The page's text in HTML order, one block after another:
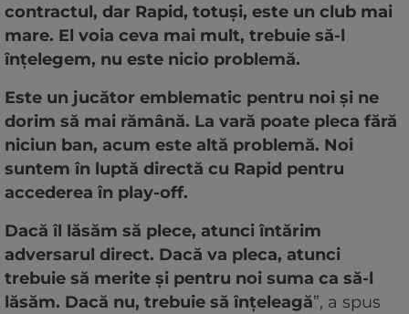
contractul, dar Rapid, totuși, este un club mai
mare. El voia ceva mai mult, trebuie să-l
înțelegem, nu este nicio problemă.
Este un jucător emblematic pentru noi și ne
dorim să mai rămână. La vară poate pleca fără
niciun ban, acum este altă problemă. Noi
suntem în luptă directă cu Rapid pentru
accederea în play-off.
Dacă îl lăsăm să plece, atunci întărim
adversarul direct. Dacă va pleca, atunci
trebuie să merite și pentru noi suma ca să-l
lăsăm. Dacă nu, trebuie să înțeleagă”, a spus